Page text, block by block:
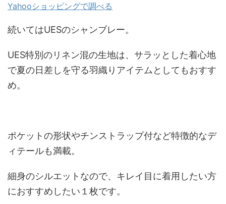
Yahooショッピングで調べる
続いてはUESのシャンブレー。
UES特別のリネン混の生地は、サラッとした着心地
で夏の日差しを守る羽織りアイテムとしてもおすす
め。
ポケットの形状やチンストラップ付など特徴的なデ
ィテールも満載。
細身のシルエットなので、キレイ目に着用したい方
におすすめしたい１枚です。